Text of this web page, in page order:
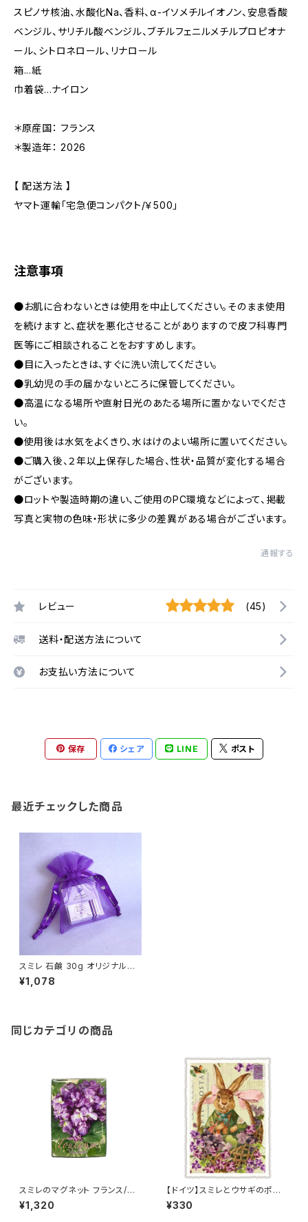
スピノサ核油、水酸化Na、香料、α-イソメチルイオノン、安息香酸
ベンジル、サリチル酸ベンジル、ブチルフェニルメチルプロピオナ
ール、シトロネロール、リナロール
箱...紙
巾着袋...ナイロン
＊原産国： フランス
＊製造年： 2026
【 配送方法 】
ヤマト運輸「宅急便コンパクト/￥500」
注意事項
●お肌に合わないときは使用を中止してください。そのまま使用
を続けますと、症状を悪化させることがありますので皮フ科専門
医等にご相談されることをおすすめします。
●目に入ったときは、すぐに洗い流してください。
●乳幼児の手の届かないところに保管してください。
●高温になる場所や直射日光のあたる場所に置かないでくださ
い。
●使用後は水気をよくきり、水はけのよい場所に置いてください。
●ご購入後、２年以上保存した場合、性状・品質が変化する場合
がございます。
●ロットや製造時期の違い、ご使用のPC環境などによって、掲載
写真と実物の色味・形状に多少の差異がある場合がございます。
通報する
レビュー (45)
送料・配送方法について
お支払い方法について
保存 シェア LINE ポスト
最近チェックした商品
スミレ 石鹸 30g オリジナル巾
着入り La Maison de la Viol
ette フランス/トゥールーズ ＜
¥1,078
同じカテゴリの商品
スミレのマグネット フランス/トゥ
ールーズ Toulouse パルマバ
イオレット /１個
¥1,320
【ドイツ】スミレとウサギのポスト
カード ラメ＆ダイカット加工 ■
輸入ポストカード■ スイートバ
¥330